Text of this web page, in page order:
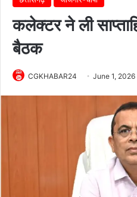
कलेक्टर ने ली
बैठक
CGKHABAR24 June 1, 2026